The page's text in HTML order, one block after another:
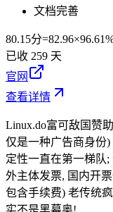
文档完善
80.15分=82.96×
已收 259 天
官网
查看详情
Linux.do富可敌国赞
仅是一种广告商身份)
定性一直在第一梯队;
外主体发票, 国内开
包含手续费) 老传统